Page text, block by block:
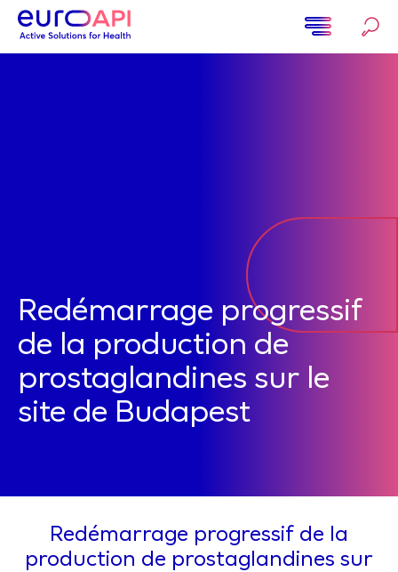
contenu
Redémarrage progressif
de la production de
prostaglandines sur le
site de Budapest
Redémarrage progressif de la
production de prostaglandines sur